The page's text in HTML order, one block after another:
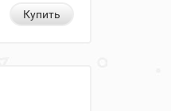
Купить